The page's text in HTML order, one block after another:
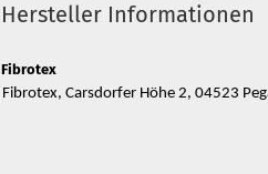
Hersteller Informationen
Fibrotex
Fibrotex, Carsdorfer Höhe 2, 04523